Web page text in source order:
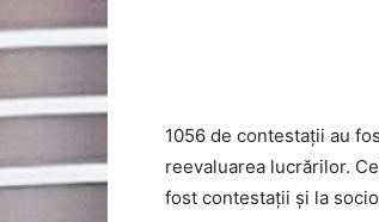
1056 de contestații au
reevaluarea lucrărilor.
fost contestații și la